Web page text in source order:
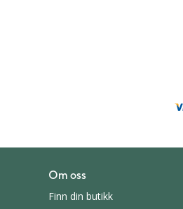
Om oss
Finn din butikk